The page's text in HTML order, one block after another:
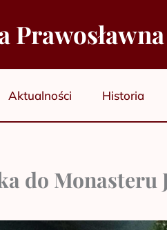
Aktualności Historia
do Monasteru